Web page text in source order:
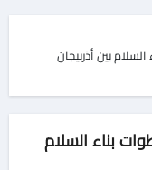
بين أذربيجان
بناء السلام